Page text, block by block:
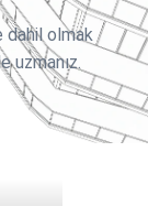
dahil olmak
uzmanız.